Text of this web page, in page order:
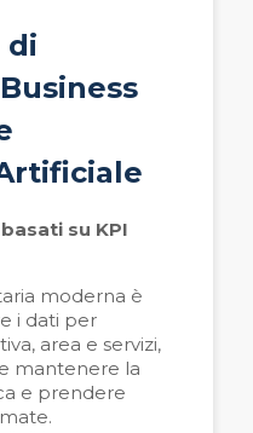
di
su KPI
moderna è
i dati per
area e servizi,
mantenere la
e prendere